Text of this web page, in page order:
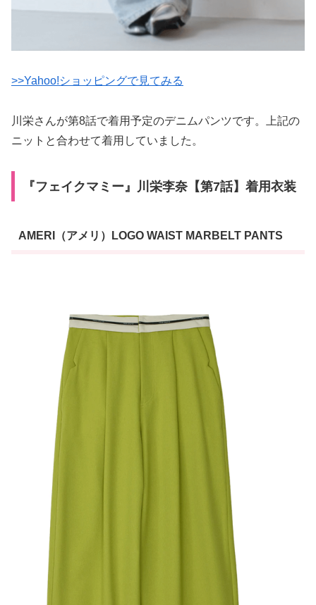
>>Yahoo!ショッピングで見てみる
川栄さんが第8話で着用予定のデニムパンツです。上記の
ニットと合わせて着用していました。
『フェイクマミー』川栄李奈【第7話】着用衣装
AMERI（アメリ）LOGO WAIST MARBELT PANTS